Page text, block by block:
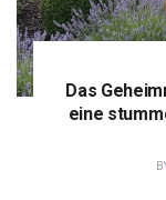
Das
eine